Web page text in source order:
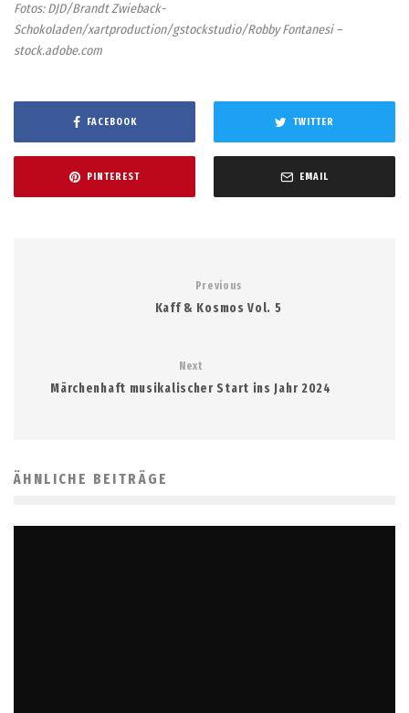
Fotos: DJD/Brandt Zwieback-
Schokoladen/xartproduction/gstockstudio/Robby Fontanesi –
stock.adobe.com
FACEBOOK TWITTER
PINTEREST EMAIL
Previous
Kaff & Kosmos Vol. 5
Next
Märchenhaft musikalischer Start ins Jahr 2024
ÄHNLICHE BEITRÄGE